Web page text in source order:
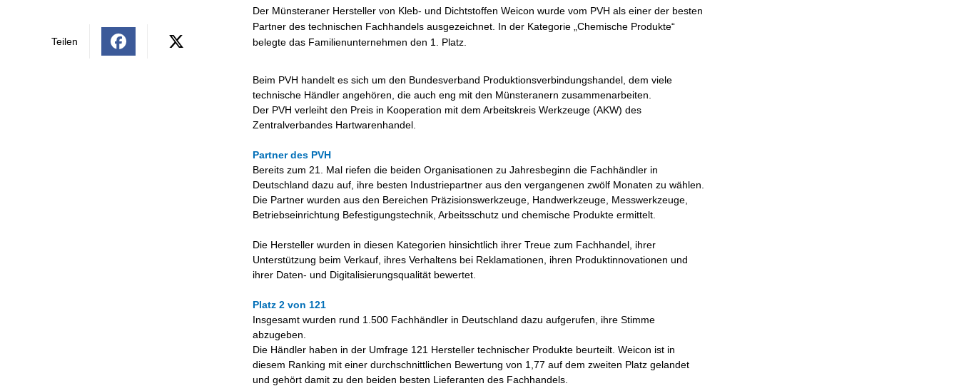
Teilen
Der Münsteraner Hersteller von Kleb- und Dichtstoffen Weicon wurde vom PVH als einer der besten
Partner des technischen Fachhandels ausgezeichnet. In der Kategorie „Chemische Produkte“
belegte das Familienunternehmen den 1. Platz.
Beim PVH handelt es sich um den Bundesverband Produktionsverbindungshandel, dem viele
technische Händler angehören, die auch eng mit den Münsteranern zusammenarbeiten.
Der PVH verleiht den Preis in Kooperation mit dem Arbeitskreis Werkzeuge (AKW) des
Zentralverbandes Hartwarenhandel.
Partner des PVH
Bereits zum 21. Mal riefen die beiden Organisationen zu Jahresbeginn die Fachhändler in
Deutschland dazu auf, ihre besten Industriepartner aus den vergangenen zwölf Monaten zu wählen.
Die Partner wurden aus den Bereichen Präzisionswerkzeuge, Handwerkzeuge, Messwerkzeuge,
Betriebseinrichtung Befestigungstechnik, Arbeitsschutz und chemische Produkte ermittelt.
Die Hersteller wurden in diesen Kategorien hinsichtlich ihrer Treue zum Fachhandel, ihrer
Unterstützung beim Verkauf, ihres Verhaltens bei Reklamationen, ihren Produktinnovationen und
ihrer Daten- und Digitalisierungsqualität bewertet.
Platz 2 von 121
Insgesamt wurden rund 1.500 Fachhändler in Deutschland dazu aufgerufen, ihre Stimme
abzugeben.
Die Händler haben in der Umfrage 121 Hersteller technischer Produkte beurteilt. Weicon ist in
diesem Ranking mit einer durchschnittlichen Bewertung von 1,77 auf dem zweiten Platz gelandet
und gehört damit zu den beiden besten Lieferanten des Fachhandels.